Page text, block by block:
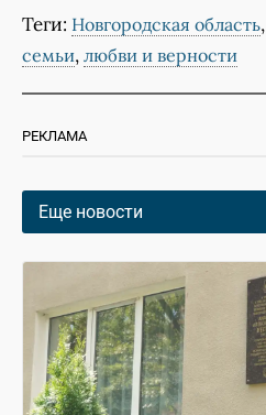
Теги: Новгородская область,
семьи, любви и верности
РЕКЛАМА
Еще новости